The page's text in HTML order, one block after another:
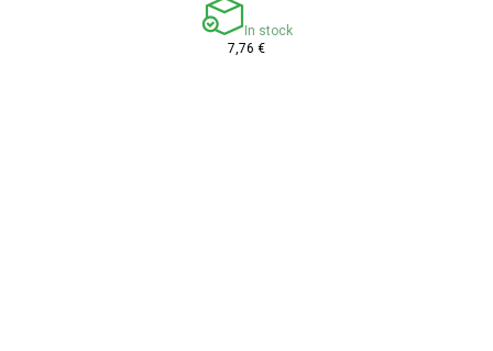
In stock
7,76 €